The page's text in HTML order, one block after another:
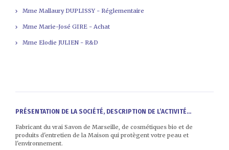
Mme Mallaury DUPLISSY - Réglementaire
Mme Marie-José GIRE - Achat
Mme Elodie JULIEN - R&D
PRÉSENTATION DE LA SOCIÉTÉ, DESCRIPTION DE L’ACTIVITÉ...
Fabricant du vrai Savon de Marseille, de cosmétiques bio et de
produits d'entretien de la Maison qui protègent votre peau et
l'environnement.